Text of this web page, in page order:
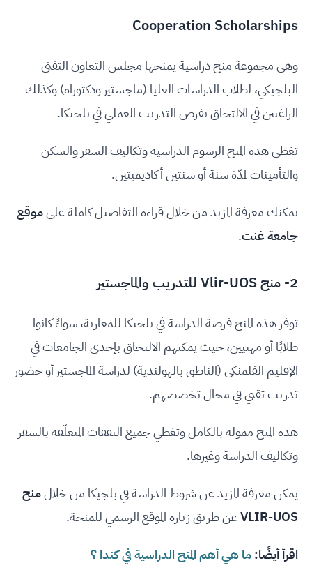
Cooperation Scholarships
وهي مجموعة منح دراسية يمنحها مجلس التعاون التقني
البلجيكي، لطلاب الدراسات العليا (ماجستير ودكتوراه) وكذلك
الراغبين في الالتحاق بفرص التدريب العملي في بلجيكا.
تغطي هذه المنح الرسوم الدراسية وتكاليف السفر والسكن
والتأمينات لمدّة سنة أو سنتين أكاديميتين.
يمكنك معرفة المزيد من خلال قراءة التفاصيل كاملة علىموقع
جامعة غنت.
2- منح Vlir-UOS للتدريب والماجستير
توفر هذه المنح فرصة الدراسة في بلجيكا للمغاربة، سواءً كانوا
طلابًا أو مهنيين، حيث يمكنهم الالتحاق بإحدى الجامعات في
الإقليم الفلمنكي (الناطق بالهولندية) لدراسة الماجستير أو حضور
تدريب تقني في مجال تخصصهم.
هذه المنح ممولة بالكامل وتغطي جميع النفقات المتعلّقة بالسفر
وتكاليف الدراسة وغيرها.
يمكن معرفة المزيد عن شروط الدراسة في بلجيكا من خلالمنح
VLIR-UOSعن طريق زيارة الموقع الرسمي للمنحة.
اقرأ أيضًا:ما هي أهم المنح الدراسية في كندا ؟